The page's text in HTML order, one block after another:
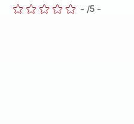
- /5 -